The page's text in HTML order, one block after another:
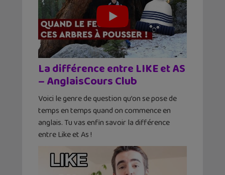
La différence entre LIKE et AS
– AnglaisCours Club
Voici le genre de question qu’on se pose de
temps en temps quand on commence en
anglais. Tu vas enfin savoir la différence
entre Like et As !